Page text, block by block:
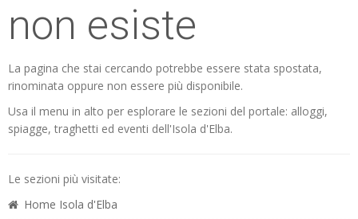
non esiste
La pagina che stai cercando potrebbe essere stata spostata,
rinominata oppure non essere più disponibile.
Usa il menu in alto per esplorare le sezioni del portale: alloggi,
spiagge, traghetti ed eventi dell'Isola d'Elba.
Le sezioni più visitate:
Home Isola d'Elba